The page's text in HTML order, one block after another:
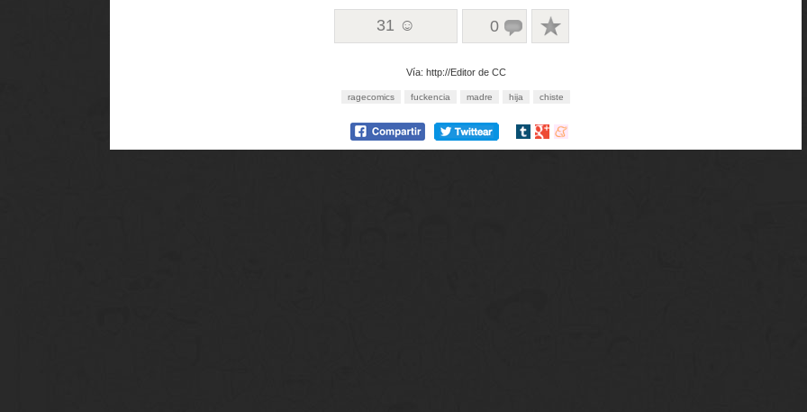
31 ☺ 0
Vía: http://Editor de CC
ragecomics fuckencia madre hija chiste
Compartir
Compartir
Compartir